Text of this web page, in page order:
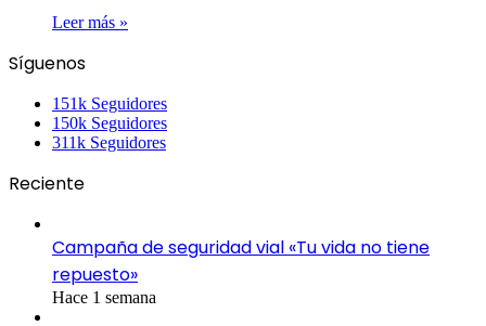
Leer más »
Síguenos
151k Seguidores
150k Seguidores
311k Seguidores
Reciente
Campaña de seguridad vial «Tu vida no tiene
repuesto»
Hace 1 semana